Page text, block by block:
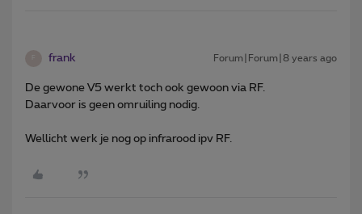
frank Forum|Forum|8 years ago
De gewone V5 werkt toch ook gewoon via RF.
Daarvoor is geen omruiling nodig.
Wellicht werk je nog op infrarood ipv RF.